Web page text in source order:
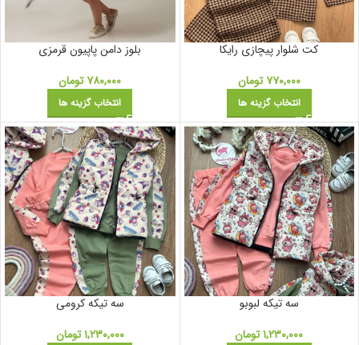
کت شلوار پیچازی رایکا
۷۷۰,۰۰۰ تومان
انتخاب گزینه ها
بلوز دامن پاپیون قرمزی
۷۸۰,۰۰۰ تومان
انتخاب گزینه ها
سه تیکه لبوبو
۱,۲۳۰,۰۰۰تومان
سه تیکه کرومی
۱,۲۳۰,۰۰۰تومان